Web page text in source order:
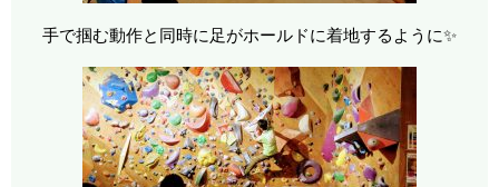
手で掴む動作と同時に足がホールドに着地するように✨